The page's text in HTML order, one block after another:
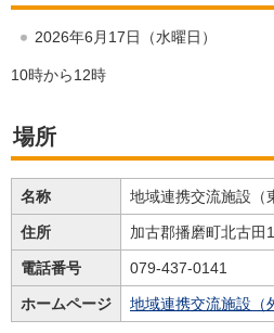
2026年6月17日（水曜日）
10時から12時
場所
名称 地域連携交流施設（
住所 加古郡播磨町北古田
電話番号 079-437-0141
ホームページ 地域連携交流施設（